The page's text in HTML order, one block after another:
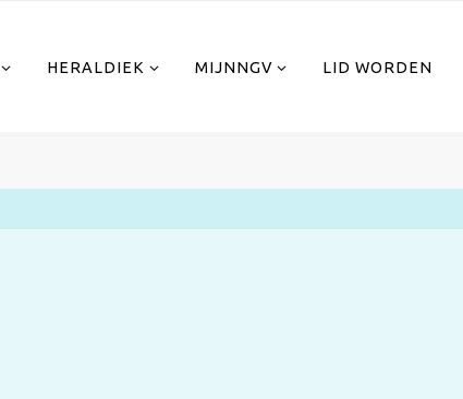
HERALDIEK MIJNNGV LID WORDEN